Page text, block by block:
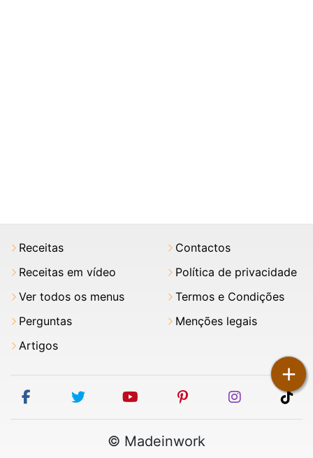
+
Receitas
Receitas em vídeo
Ver todos os menus
Perguntas
Artigos
Contactos
Política de privacidade
Termos e Condições
Menções legais
facebooktwitter youtubepinterestinstagram
© Madeinwork